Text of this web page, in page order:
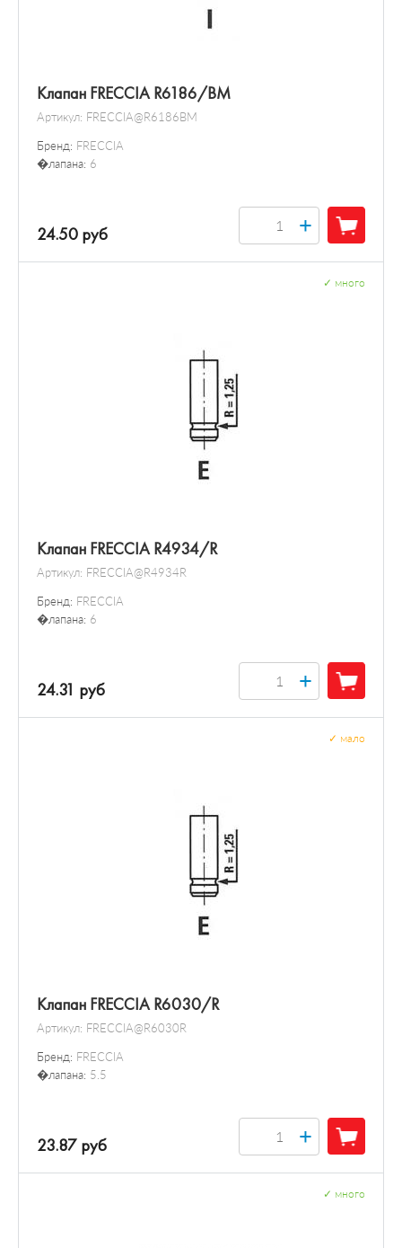
Клапан FRECCIA R6186/BM
Артикул: FRECCIA@R6186BM
Бренд: FRECCIA
�лапана: 6
24.50 руб +
Клапан FRECCIA R4934/R
Артикул: FRECCIA@R4934R
Бренд: FRECCIA
�лапана: 6
много
24.31 руб +
Клапан FRECCIA R6030/R
Артикул: FRECCIA@R6030R
Бренд: FRECCIA
�лапана: 5.5
мало
23.87 руб +
много